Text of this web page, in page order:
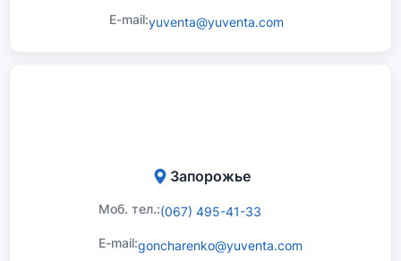
E-mail:yuventa@yuventa.com
Запорожье
Моб. тел.:(067) 495-41-33
E-mail:goncharenko@yuventa.com